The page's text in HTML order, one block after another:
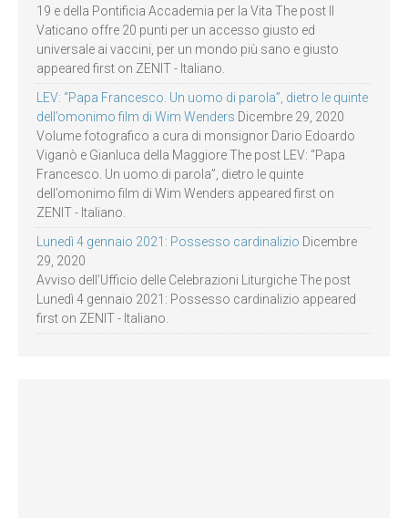
19 e della Pontificia Accademia per la Vita The post Il
Vaticano offre 20 punti per un accesso giusto ed
universale ai vaccini, per un mondo più sano e giusto
appeared first on ZENIT - Italiano.
LEV: “Papa Francesco. Un uomo di parola”, dietro le quinte
dell’omonimo film di Wim Wenders Dicembre 29, 2020
Volume fotografico a cura di monsignor Dario Edoardo
Viganò e Gianluca della Maggiore The post LEV: “Papa
Francesco. Un uomo di parola”, dietro le quinte
dell’omonimo film di Wim Wenders appeared first on
ZENIT - Italiano.
Lunedì 4 gennaio 2021: Possesso cardinalizio Dicembre
29, 2020
Avviso dell’Ufficio delle Celebrazioni Liturgiche The post
Lunedì 4 gennaio 2021: Possesso cardinalizio appeared
first on ZENIT - Italiano.